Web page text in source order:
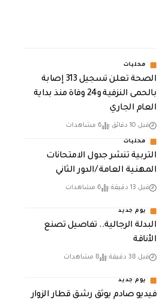
محليات
الصحة تعلن تسجيل 313 إصابة
بالحمى النزفية و24 وفاة منذ بداية
العام الجاري
قبل 10 دقائق 6 مشاهدات
محليات
التربية تنشر جدول الامتحانات
المهنية العامة /الدور الثاني
قبل 13 دقيقة 6 مشاهدات
يوم جديد
البدلة الرجالية.. تفاصيل تصنع
الأناقة
قبل 38 دقيقة 8 مشاهدات
يوم جديد
فيديو صادم يوثق رشق قطار الزوار